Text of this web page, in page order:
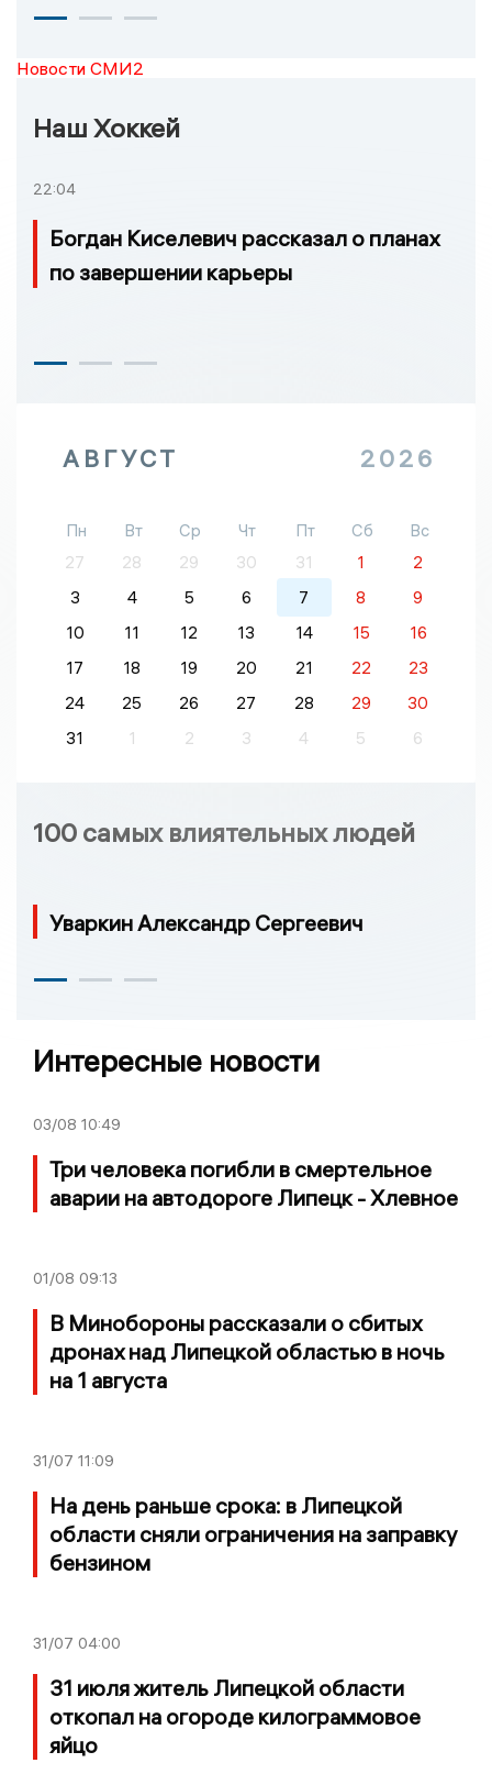
Новости СМИ2
Наш Хоккей
22:04
Богдан Киселевич рассказал о планах
по завершении карьеры
АВГУСТ 2026
Пн Вт Ср Чт Пт Сб
Вс
27
28 29 30 31 1
2
3
4 5 6 7 8
9
10
11 12 13 14 15
16
17
18 19 20 21 22
23
24
25 26 27 28 29
30
31
1 2 3 4 5 6
100 самых влиятельных людей
Уваркин Александр Сергеевич
Интересные новости
03/08 10:49
Три человека погибли в смертельное
аварии на автодороге Липецк - Хлевное
01/08 09:13
В Минобороны рассказали о сбитых
дронах над Липецкой областью в ночь
на 1 августа
31/07 11:09
На день раньше срока: в Липецкой
области сняли ограничения на заправку
бензином
31/07 04:00
31 июля житель Липецкой области
откопал на огороде килограммовое
яйцо